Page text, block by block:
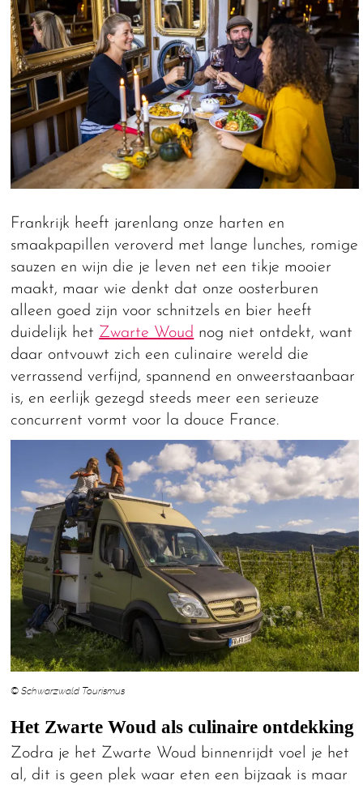
Frankrijk heeft jarenlang onze harten en
smaakpapillen veroverd met lange lunches, romige
sauzen en wijn die je leven net een tikje mooier
maakt, maar wie denkt dat onze oosterburen
alleen goed zijn voor schnitzels en bier heeft
duidelijk het Zwarte Woud nog niet ontdekt, want
daar ontvouwt zich een culinaire wereld die
verrassend verfijnd, spannend en onweerstaanbaar
is, en eerlijk gezegd steeds meer een serieuze
concurrent vormt voor la douce France.
© Schwarzwald Tourismus
Het Zwarte Woud als culinaire ontdekking
Zodra je het Zwarte Woud binnenrijdt voel je het
al, dit is geen plek waar eten een bijzaak is maar